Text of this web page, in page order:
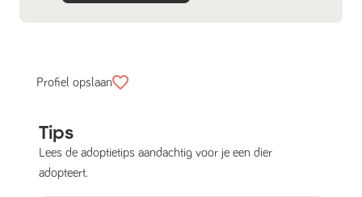
Profiel opslaan
Tips
Lees de adoptietips aandachtig voor je een dier
adopteert.